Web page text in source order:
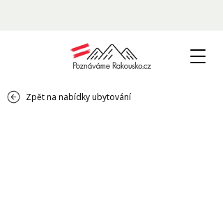
Zpět na nabídky ubytování